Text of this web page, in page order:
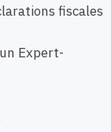
fiscales
Expert-